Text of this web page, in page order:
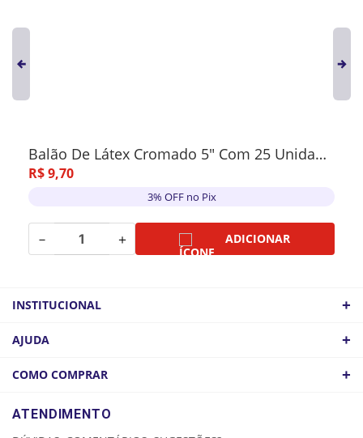
Balão De Látex Cromado 5" Com 25 Unidades Vermelho
R$ 9,70
3% OFF no Pix
－ ＋ ADICIONAR
INSTITUCIONAL +
COMO CHEGAR
AJUDA +
COMO COMPRAR +
CADASTRE-SE
ATENDIMENTO